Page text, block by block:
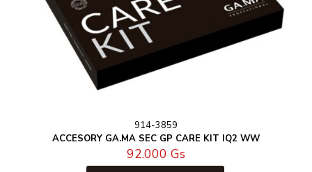
914-3859
ACCESORY GA.MA SEC GP CARE KIT IQ2 WW
92.000 Gs